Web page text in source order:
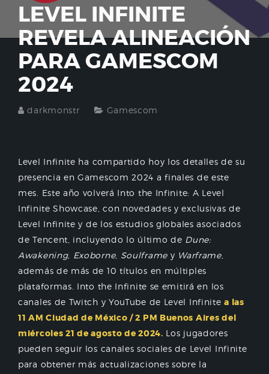
LEVEL INFINITE
REVELA ALINEACIÓN
PARA GAMESCOM
2024
darkmonstr Gamescom
Level Infinite ha compartido hoy los detalles de su
presencia en Gamescom 2024 a finales de este
mes. Este año volverá Into the Infinite: A Level
Infinite Showcase, con novedades y exclusivas de
Level Infinite y de los estudios globales asociados
de Tencent, incluyendo lo último de Dune:
Awakening, Exoborne, Soulframe y Warframe,
además de más de 10 títulos en múltiples
plataformas. Into the Infinite se emitirá en los
canales de Twitch y YouTube de Level Infinitea las
11 AM Ciudad de México / 2 PM Buenos Aires del
miércoles 21 de agosto de 2024. Los jugadores
pueden seguir los canales sociales de Level Infinite
para obtener más actualizaciones sobre la